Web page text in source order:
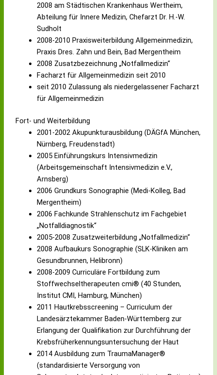
2008 am Städtischen Krankenhaus Wertheim,
Abteilung für Innere Medizin, Chefarzt Dr. H.-W.
Sudholt
2008-2010 Praxisweiterbildung Allgemeinmedizin,
Praxis Dres. Zahn und Bein, Bad Mergentheim
2008 Zusatzbezeichnung „Notfallmedizin“
Facharzt für Allgemeinmedizin seit 2010
seit 2010 Zulassung als niedergelassener Facharzt
für Allgemeinmedizin
Fort- und Weiterbildung
2001-2002 Akupunkturausbildung (DÄGfA München,
Nürnberg, Freudenstadt)
2005 Einführungskurs Intensivmedizin
(Arbeitsgemeinschaft Intensivmedizin e.V.,
Arnsberg)
2006 Grundkurs Sonographie (Medi-Kolleg, Bad
Mergentheim)
2006 Fachkunde Strahlenschutz im Fachgebiet
„Notfalldiagnostik“
2005-2008 Zusatzweiterbildung „Notfallmedizin“
2008 Aufbaukurs Sonographie (SLK-Kliniken am
Gesundbrunnen, Helibronn)
2008-2009 Curriculäre Fortbildung zum
Stoffwechseltherapeuten cmi® (40 Stunden,
Institut CMI, Hamburg, München)
2011 Hautkrebsscreening – Curriculum der
Landesärztekammer Baden-Württemberg zur
Erlangung der Qualifikation zur Durchführung der
Krebsfrüherkennungsuntersuchung der Haut
2014 Ausbildung zum TraumaManager®
(standardisierte Versorgung von